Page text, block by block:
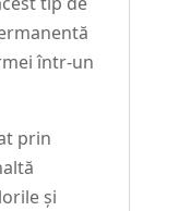
într-un
prin
și